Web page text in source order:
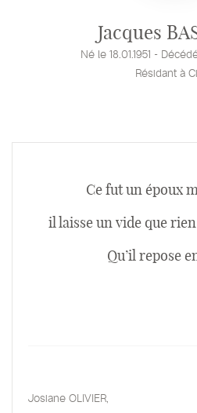
Jacques
Né le 18.01.1951 -
Résidant à
Ce fut un époux
il laisse un vide que
Qu’il repose
Josiane OLIVIER,